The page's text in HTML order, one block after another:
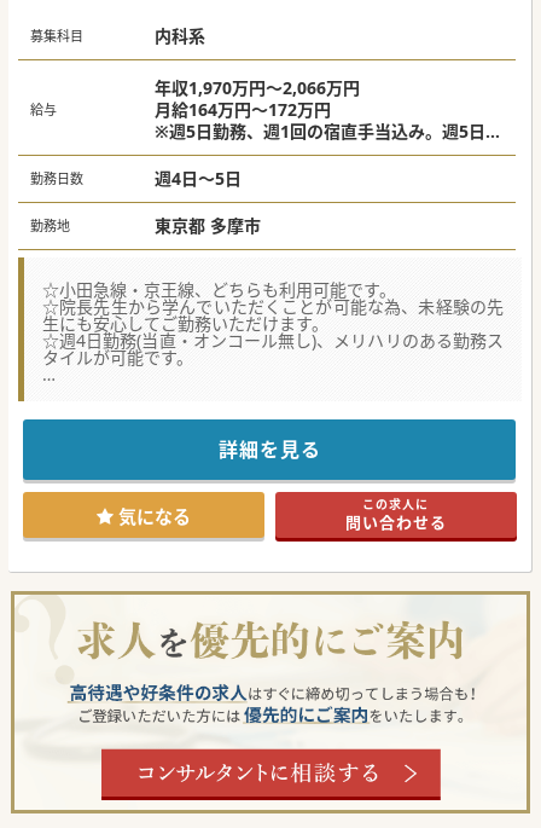
#春入職可 #秋入職可
募集科目 内科系
給与
年収1,970万円～2,066万円
月給164万円～172万円
※週5日勤務、週1回の宿直手当込み。週5日の
うちの1日を法人内の近隣にある病院にてご勤
務いただいた場合。
勤務日数 週4日～5日
勤務地 東京都 多摩市
☆小田急線・京王線、どちらも利用可能です。
☆院長先生から学んでいただくことが可能な為、未経験の先
生にも安心してご勤務いただけます。
☆週4日勤務(当直・オンコール無し)、メリハリのある勤務ス
タイルが可能です。
いつでも相談できる安心のバックアップ体制が整っていま
■看護師やケアマネジャーおよび事務部門との連携が極めて
密接であり、多職種によるチーム医療がしっかりと確立され
ている環境です。
■オンコール時の出動は医師が単独で向かうスタイルを採用
しており、移動にはタクシーを利用するなど柔軟な運用を行
っています（免除も相談可）。
【具体的な業務内容】
■外来診療は週1～3コマを担当し、1コマあたり20～30名程
■訪問診療は週に5～9コマを担当し、午前は個人宅を4～5
件、午後は施設を1～2件訪問して診療を行う体制です。
■年間で約40名程度の看取りにも対応しており、手技は入職
後にレクチャーを受けることも可能です（胃ろう交換・点
滴・尿カテーテル管理等）。
【具体的な医療機関情報】
■およそ40年前に設立された歴史ある法人であり、予防医学
から在宅医療に至るまで地域内で完結できる包括的な施設整
備を誇っています。
■急性期病院やリハビリテーション施設および複数のクリニ
ックや介護施設を有し、三位一体の医療と介護サービスを提
詳細を見る
気になる この求人に
問い合わせる